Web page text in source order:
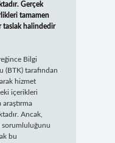
Gerçek
tamamen
taslak halindedir
Bilgi
(BTK) tarafından
hizmet
içerikleri
Ancak,
sorumluluğunu
bu